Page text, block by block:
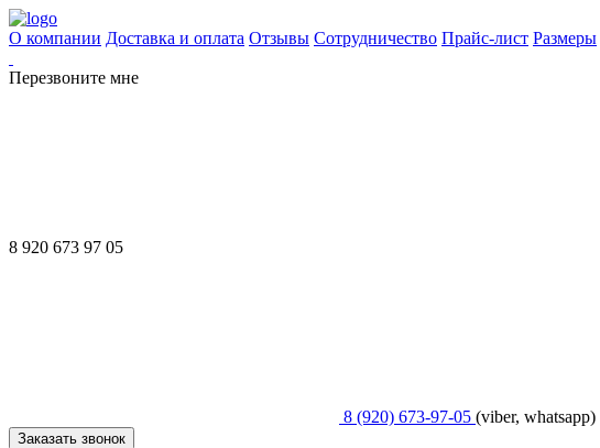
О компании Доставка и оплата Отзывы Сотрудничество Прайс-лист Размеры
Перезвоните мне
8 920 673 97 05
8 (920) 673-97-05 (viber, whatsapp)
Заказать звонок